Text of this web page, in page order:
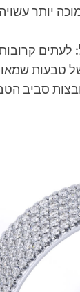
יותר
לעתים
טבעות
סביב